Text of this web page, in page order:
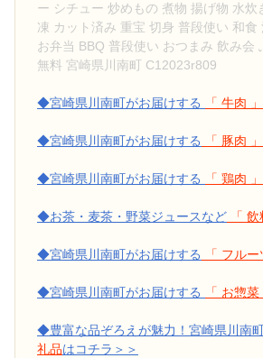
ー シチュー 炒めもの 煮物 揚げ物 水炊
凍 カット済み 重宝 切身 普段使い 和食
お弁当 BBQ 普段使い おつまみ 飲み会
無料 宮崎県川南町 C12023r809
◆宮崎県川南町がお届けする 「 牛肉 」
◆宮崎県川南町がお届けする 「 豚肉 」
◆宮崎県川南町がお届けする 「 鶏肉 」
◆お茶・麦茶・野菜ジュースなど 「 飲
◆宮崎県川南町がお届けする 「 フルー
◆宮崎県川南町がお届けする 「 お惣菜
◆豊富な品ぞろえが魅力！宮崎県川南
礼品はコチラ＞＞